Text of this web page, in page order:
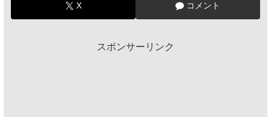
X コメント
スポンサーリンク